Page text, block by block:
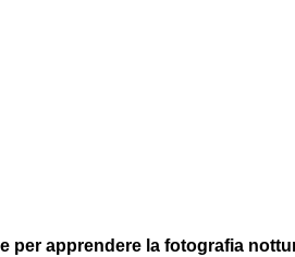
per apprendere la fotografia